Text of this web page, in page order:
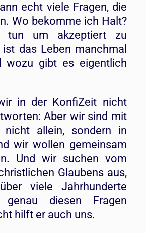
echt viele Fragen, die
Wo bekomme ich Halt?
tun um akzeptiert zu
das Leben manchmal
wozu gibt es eigentlich
in der KonfiZeit nicht
Aber wir sind mit
nicht allein, sondern in
wir wollen gemeinsam
Und wir suchen vom
Glaubens aus,
viele Jahrhunderte
diesen Fragen
hilft er auch uns.